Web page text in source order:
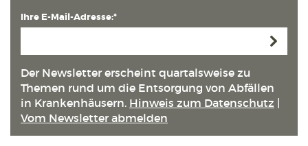
Ihre E-Mail-Adresse:*
Der Newsletter erscheint quartals­weise zu
Themen rund um die Entsorgung von Abfällen
in Kranken­häusern. Hinweis zum Datenschutz
Vom Newsletter abmelden